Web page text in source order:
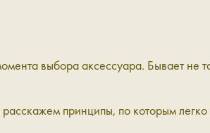
выбора аксессуара. Бывает не
принципы, по которым